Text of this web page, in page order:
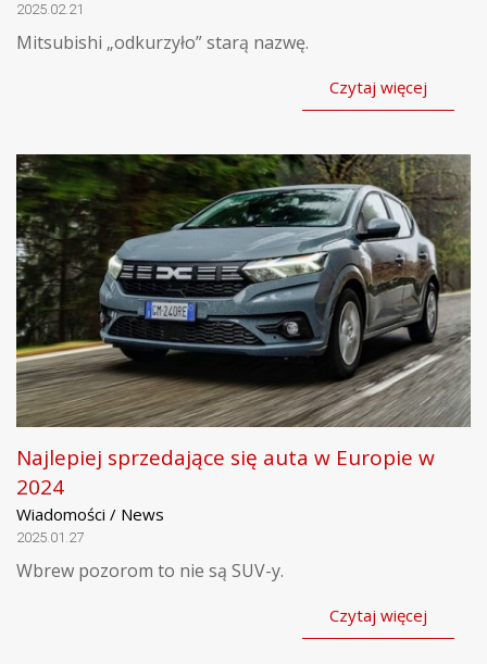
2025.02.21
Mitsubishi „odkurzyło” starą nazwę.
Czytaj więcej
Najlepiej sprzedające się auta w Europie w
2024
Wiadomości / News
2025.01.27
Wbrew pozorom to nie są SUV-y.
Czytaj więcej